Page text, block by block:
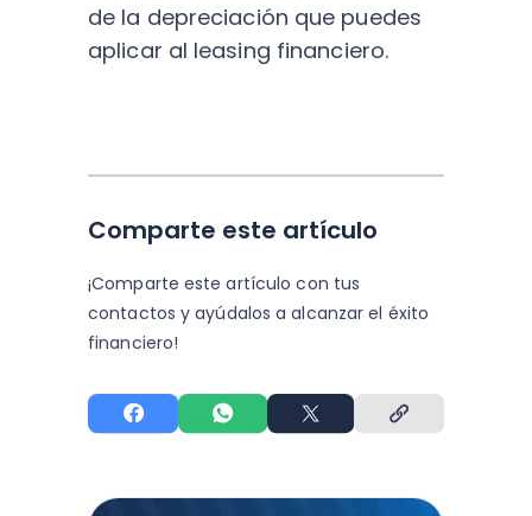
de la depreciación que puedes
aplicar al leasing financiero.
Comparte este artículo
¡Comparte este artículo con tus
contactos y ayúdalos a alcanzar el éxito
financiero!